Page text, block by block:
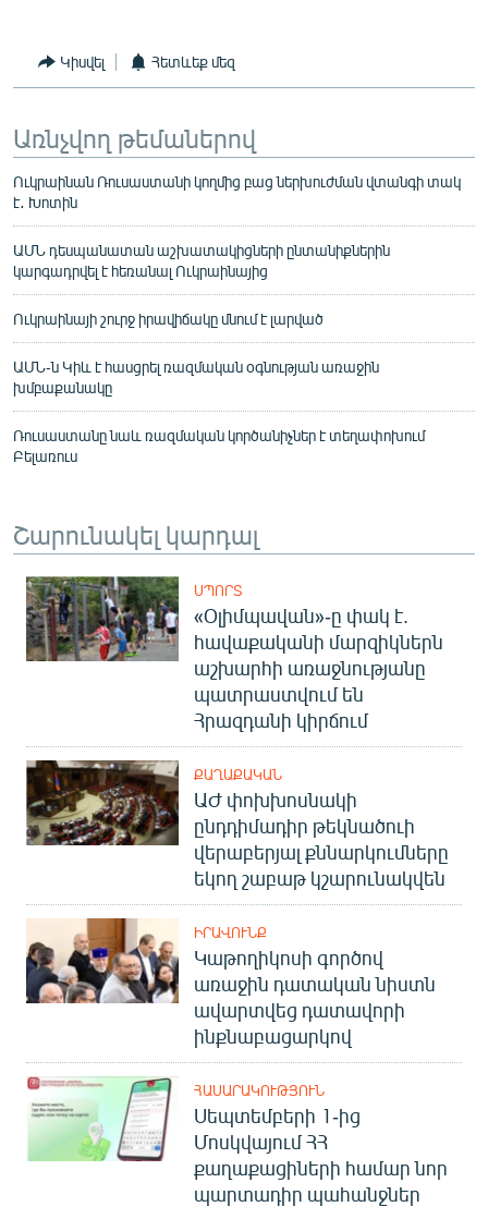
Կիսվել Հետևեք մեզ
Առնչվող թեմաներով
Ուկրաինան Ռուսաստանի կողմից բաց ներխուժման վտանգի տակ
է․ Խոտին
ԱՄՆ դեսպանատան աշխատակիցների ընտանիքներին
կարգադրվել է հեռանալ Ուկրաինայից
Ուկրաինայի շուրջ իրավիճակը մնում է լարված
ԱՄՆ-ն Կիև է հասցրել ռազմական օգնության առաջին
խմբաքանակը
Ռուսաստանը նաև ռազմական կործանիչներ է տեղափոխում
Բելառուս
Շարունակել կարդալ
ՍՊՈՐՏ
«Օլիմպավան»-ը փակ է.
հավաքականի մարզիկներն
աշխարհի առաջնությանը
պատրաստվում են
Հրազդանի կիրճում
ՔԱՂԱՔԱԿԱՆ
ԱԺ փոխխոսնակի
ընդդիմադիր թեկնածուի
վերաբերյալ քննարկումները
եկող շաբաթ կշարունակվեն
ԻՐԱՎՈՒՆՔ
Կաթողիկոսի գործով
առաջին դատական նիստն
ավարտվեց դատավորի
ինքնաբացարկով
ՀԱՍԱՐԱԿՈՒԹՅՈՒՆ
Սեպտեմբերի 1-ից
Մոսկվայում ՀՀ
քաղաքացիների համար նոր
պարտադիր պահանջներ